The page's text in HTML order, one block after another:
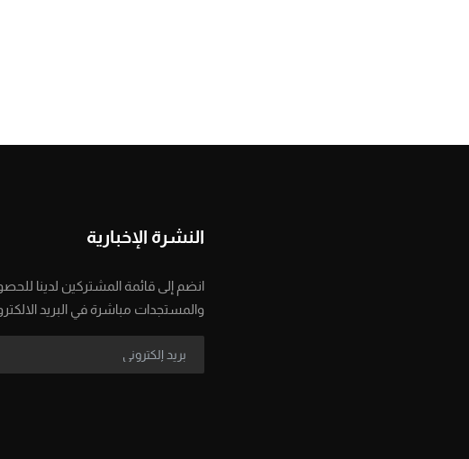
النشرة الإخبارية
انضم إلى قائمة المشتركين لدينا
والمستجدات مباشرة في البريد